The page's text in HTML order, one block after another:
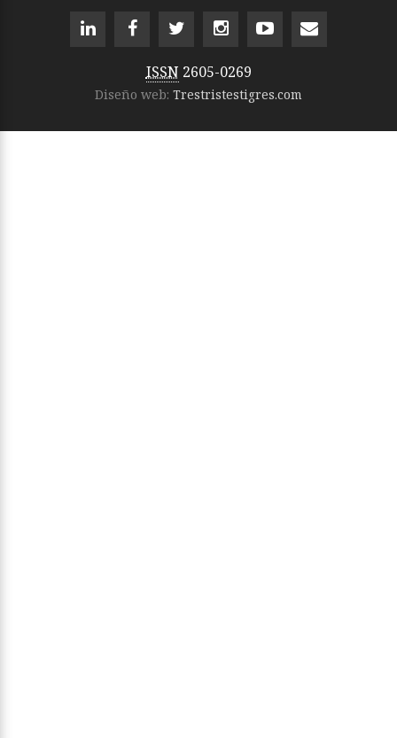
ISSN 2605-0269
Diseño web: Trestristestigres.com